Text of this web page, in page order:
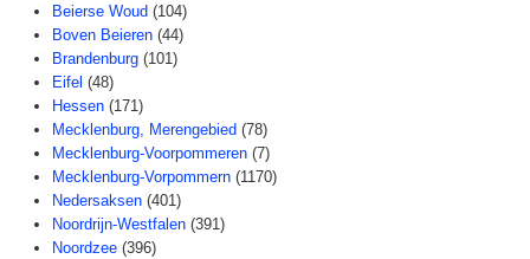
Beierse Woud (104)
Boven Beieren (44)
Brandenburg (101)
Eifel (48)
Hessen (171)
Mecklenburg, Merengebied (78)
Mecklenburg-Voorpommeren (7)
Mecklenburg-Vorpommern (1170)
Nedersaksen (401)
Noordrijn-Westfalen (391)
Noordzee (396)